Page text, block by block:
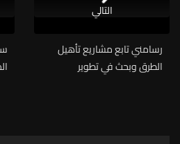
التالي
رسامني تابع مشاريع تأهيل
الطرق وبحث في تطوير